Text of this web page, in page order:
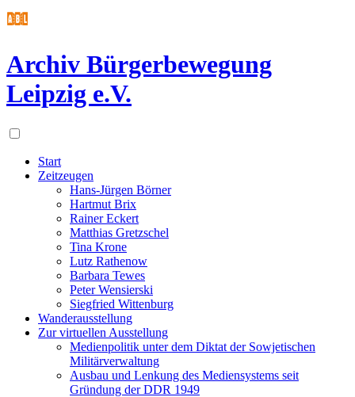
Archiv Bürgerbewegung
Leipzig e.V.
Start
Zeitzeugen
Hans-Jürgen Börner
Hartmut Brix
Rainer Eckert
Matthias Gretzschel
Tina Krone
Lutz Rathenow
Barbara Tewes
Peter Wensierski
Siegfried Wittenburg
Wanderausstellung
Zur virtuellen Ausstellung
Medienpolitik unter dem Diktat der Sowjetischen
Militärverwaltung
Ausbau und Lenkung des Mediensystems seit
Gründung der DDR 1949